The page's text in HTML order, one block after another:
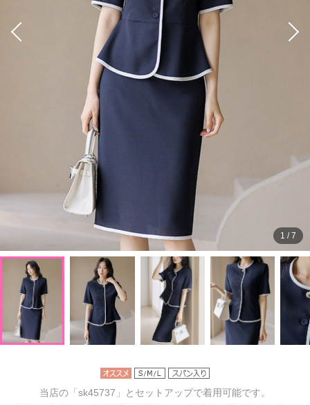
1 /7
当店の「sk45737」とセットアップで着用可能です。